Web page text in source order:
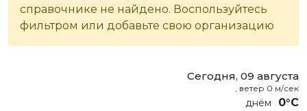
справочнике не найдено. Воспользуйтесь
фильтром или добавьте свою организацию
Сегодня, 09 августа
, ветер 0 м/сек
0°C